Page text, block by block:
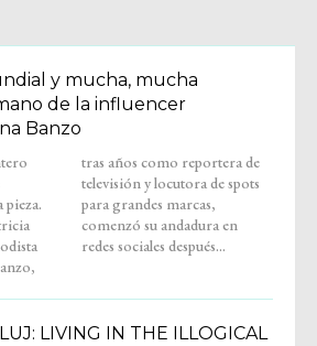
y mucha, mucha
de la influencer
Banzo
pieza.
de
redes sociales después...
LIVING IN THE ILLOGICAL